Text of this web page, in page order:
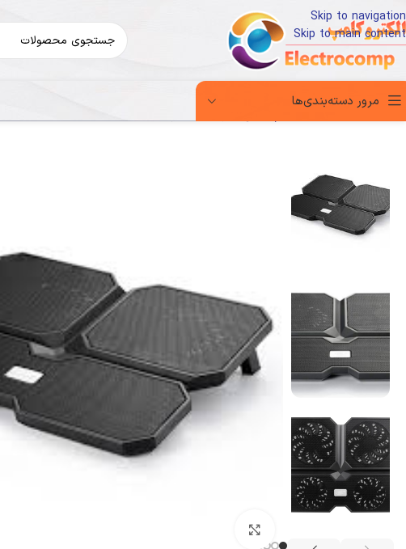
Skip to navigation
Skip to main content
مرور دسته‌بندی‌ها